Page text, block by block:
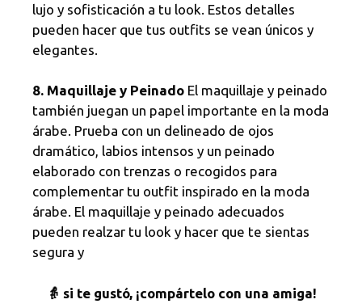
lujo y sofisticación a tu look. Estos detalles
pueden hacer que tus outfits se vean únicos y
elegantes.
8. Maquillaje y Peinado El maquillaje y peinado
también juegan un papel importante en la moda
árabe. Prueba con un delineado de ojos
dramático, labios intensos y un peinado
elaborado con trenzas o recogidos para
complementar tu outfit inspirado en la moda
árabe. El maquillaje y peinado adecuados
pueden realzar tu look y hacer que te sientas
segura y
👵 si te gustó, ¡compártelo con una amiga!